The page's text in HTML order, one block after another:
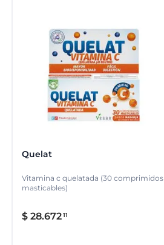
Quelat
Vitamina c quelatada (30 comprimidos
masticables)
$ 28.67211